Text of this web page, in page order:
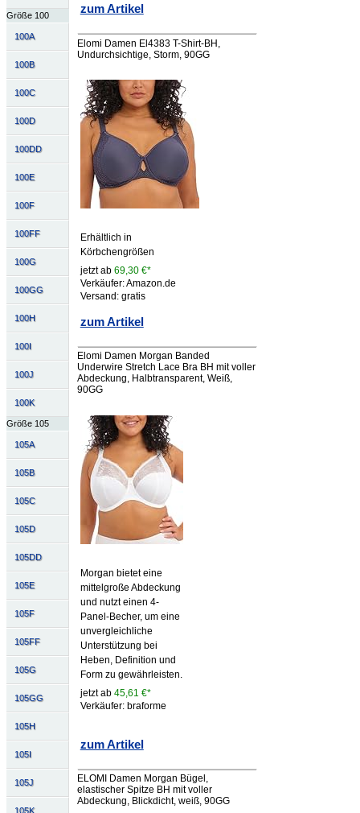
Größe 100
100A
100B
100C
100D
100DD
100E
100F
100FF
100G
100GG
100H
100I
100J
100K
Größe 105
105A
105B
105C
105D
105DD
105E
105F
105FF
105G
105GG
105H
105I
105J
105K
zum Artikel
Elomi Damen El4383 T-Shirt-BH,
Undurchsichtige, Storm, 90GG
Erhältlich in
Körbchengrößen
jetzt ab 69,30 €*
Verkäufer: Amazon.de
Versand: gratis
zum Artikel
Elomi Damen Morgan Banded
Underwire Stretch Lace Bra BH mit voller
Abdeckung, Halbtransparent, Weiß,
90GG
Morgan bietet eine
mittelgroße Abdeckung
und nutzt einen 4-
Panel-Becher, um eine
unvergleichliche
Unterstützung bei
Heben, Definition und
Form zu gewährleisten.
jetzt ab 45,61 €*
Verkäufer: braforme
zum Artikel
ELOMI Damen Morgan Bügel,
elastischer Spitze BH mit voller
Abdeckung, Blickdicht, weiß, 90GG